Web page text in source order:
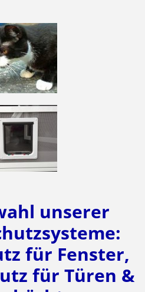
unserer
für Fenster,
für Türen &